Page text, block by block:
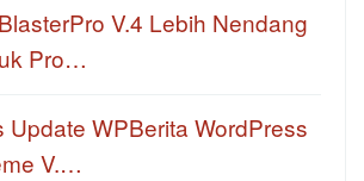
V.4 Lebih Nendang
Pro…
Update WPBerita WordPress
V.…